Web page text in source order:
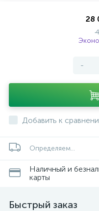
28
-
Добавить к
Определяем...
Наличный и
карты
Быстрый заказ